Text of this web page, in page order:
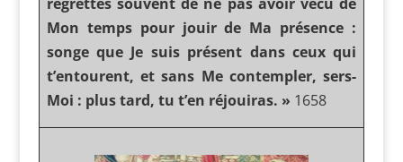
Mon temps pour jouir de Ma présence :
songe que Je suis présent dans ceux qui
t’entourent, et sans Me contempler, sers-
Moi : plus tard, tu t’en réjouiras. » 1658